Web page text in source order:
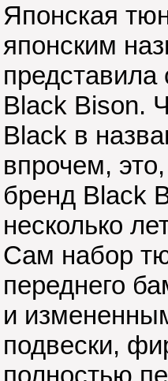
Японская
японским
Black Bison.
Black в
впрочем,
бренд Black
несколько
Сам набор
переднего
и
подвески,
полностью